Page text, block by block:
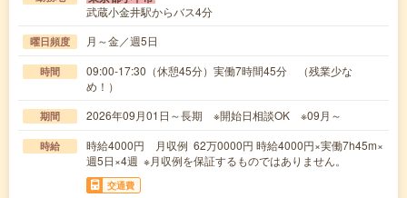
武蔵小金井駅からバス4分
曜日頻度 月～金／週5日
時間
09:00-17:30（休憩45分）実働7時間45分 （残業少な
め！）
期間 2026年09月01日～長期 ※開始日相談OK ※09月～
時給
時給4000円 月収例 62万0000円 時給4000円×実働7h45m×
週5日×4週 ※月収例を保証するものではありません。
交通費